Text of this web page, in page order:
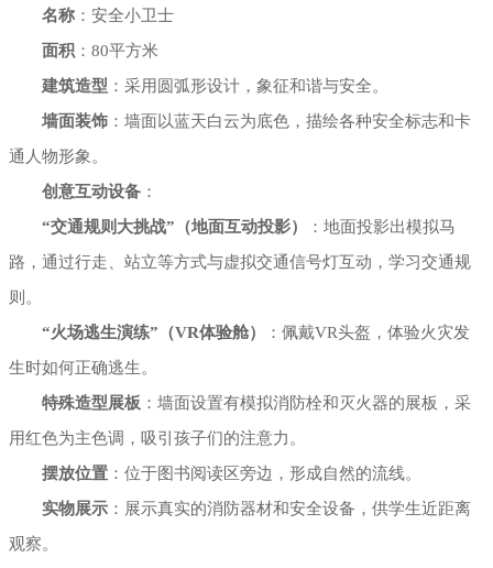
名称 ：安全小卫士
面积 ：80平方米
建筑造型 ：采用圆弧形设计，象征和谐与安全。
墙面装饰 ：墙面以蓝天白云为底色，描绘各种安全标志和卡
通人物形象。
创意互动设备 ：
“交通规则大挑战”（地面互动投影）
：地面投影出模拟马
路，通过行走、站立等方式与虚拟交通信号灯互动，学习交通规
则。
“火场逃生演练”（VR体验舱）
：佩戴VR头盔，体验火灾发
生时如何正确逃生。
特殊造型展板 ：墙面设置有模拟消防栓和灭火器的展板，采
用红色为主色调，吸引孩子们的注意力。
摆放位置 ：位于图书阅读区旁边，形成自然的流线。
实物展示 ：展示真实的消防器材和安全设备，供学生近距离
观察。